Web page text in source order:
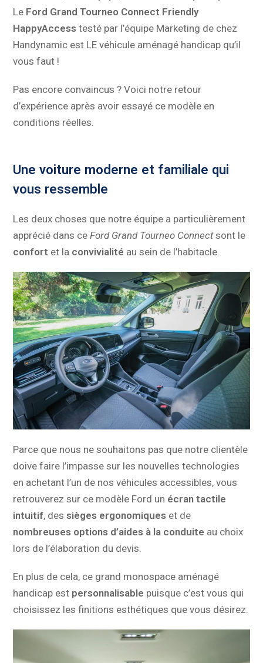
Le Ford Grand Tourneo Connect Friendly
HappyAccess testé par l’équipe Marketing de chez
Handynamic est LE véhicule aménagé handicap qu’il
vous faut !
Pas encore convaincus ? Voici notre retour
d’expérience après avoir essayé ce modèle en
conditions réelles.
Une voiture moderne et familiale qui
vous ressemble
Les deux choses que notre équipe a particulièrement
apprécié dans ceFord Grand Tourneo Connectsont le
confort et la convivialité au sein de l’habitacle.
Parce que nous ne souhaitons pas que notre clientèle
doive faire l’impasse sur les nouvelles technologies
en achetant l’un de nos véhicules accessibles, vous
retrouverez sur ce modèle Ford un écran tactile
intuitif, dessièges ergonomiques et de
nombreuses options d’aides à la conduite au choix
lors de l’élaboration du devis.
En plus de cela, ce grand monospace aménagé
handicap est personnalisable puisque c’est vous qui
choisissez les finitions esthétiques que vous désirez.